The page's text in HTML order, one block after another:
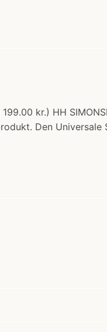
kr.) HH
Den Universale